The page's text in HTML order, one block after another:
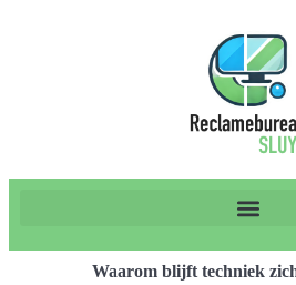
Waarom blijft techniek